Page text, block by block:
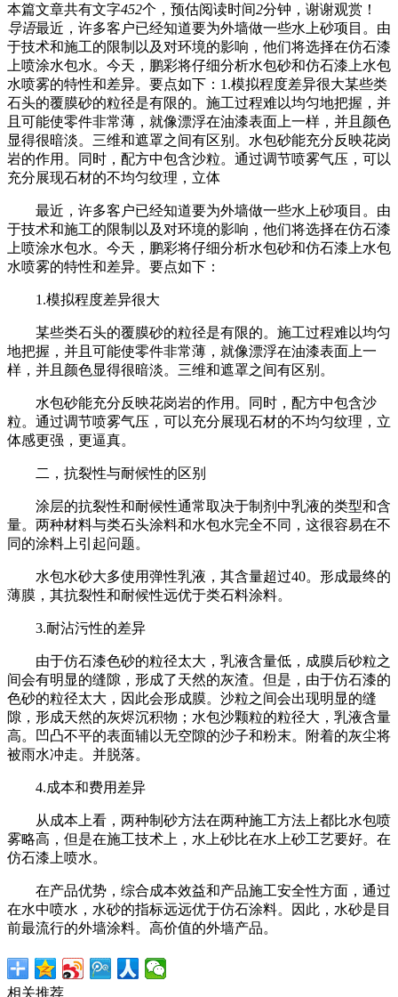
本篇文章共有文字452个，预估阅读时间2分钟，谢谢观赏！
导语最近，许多客户已经知道要为外墙做一些水上砂项目。由
于技术和施工的限制以及对环境的影响，他们将选择在仿石漆
上喷涂水包水。今天，鹏彩将仔细分析水包砂和仿石漆上水包
水喷雾的特性和差异。要点如下：1.模拟程度差异很大某些类
石头的覆膜砂的粒径是有限的。施工过程难以均匀地把握，并
且可能使零件非常薄，就像漂浮在油漆表面上一样，并且颜色
显得很暗淡。三维和遮罩之间有区别。水包砂能充分反映花岗
岩的作用。同时，配方中包含沙粒。通过调节喷雾气压，可以
充分展现石材的不均匀纹理，立体
最近，许多客户已经知道要为外墙做一些水上砂项目。由
于技术和施工的限制以及对环境的影响，他们将选择在仿石漆
上喷涂水包水。今天，鹏彩将仔细分析水包砂和仿石漆上水包
水喷雾的特性和差异。要点如下：
1.模拟程度差异很大
某些类石头的覆膜砂的粒径是有限的。施工过程难以均匀
地把握，并且可能使零件非常薄，就像漂浮在油漆表面上一
样，并且颜色显得很暗淡。三维和遮罩之间有区别。
水包砂能充分反映花岗岩的作用。同时，配方中包含沙
粒。通过调节喷雾气压，可以充分展现石材的不均匀纹理，立
体感更强，更逼真。
二，抗裂性与耐候性的区别
涂层的抗裂性和耐候性通常取决于制剂中乳液的类型和含
量。两种材料与类石头涂料和水包水完全不同，这很容易在不
同的涂料上引起问题。
水包水砂大多使用弹性乳液，其含量超过40。形成最终的
薄膜，其抗裂性和耐候性远优于类石料涂料。
3.耐沾污性的差异
由于仿石漆色砂的粒径太大，乳液含量低，成膜后砂粒之
间会有明显的缝隙，形成了天然的灰渣。但是，由于仿石漆的
色砂的粒径太大，因此会形成膜。沙粒之间会出现明显的缝
隙，形成天然的灰烬沉积物；水包沙颗粒的粒径大，乳液含量
高。凹凸不平的表面辅以无空隙的沙子和粉末。附着的灰尘将
被雨水冲走。并脱落。
4.成本和费用差异
从成本上看，两种制砂方法在两种施工方法上都比水包喷
雾略高，但是在施工技术上，水上砂比在水上砂工艺要好。在
仿石漆上喷水。
在产品优势，综合成本效益和产品施工安全性方面，通过
在水中喷水，水砂的指标远远优于仿石涂料。因此，水砂是目
前最流行的外墙涂料。高价值的外墙产品。
相关推荐